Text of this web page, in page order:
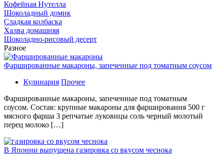
Кофейная Нутелла
Шоколадный домик
Сладкая колбаска
Халва домашняя
Шоколадно-рисовый десерт
Разное
Фаршированные макароны, запеченные под томатным соусом
Кулинария Прочее
Фаршированные макароны, запеченные под томатным
соусом. Состав: крупные макароны для фарширования 500 г
мясного фарша 3 репчатые луковицы соль черный молотый
перец молоко […]
В Японии выпущена газировка со вкусом чеснока